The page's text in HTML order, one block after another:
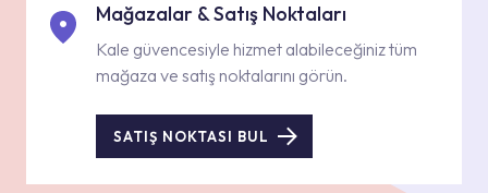
Mağazalar & Satış Noktaları
Kale güvencesiyle hizmet alabileceğiniz tüm
mağaza ve satış noktalarını görün.
SATIŞ NOKTASI BUL